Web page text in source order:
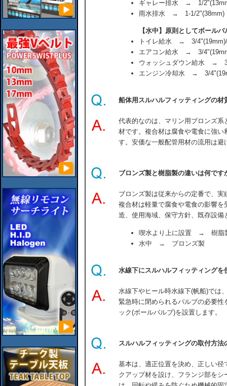
ギャレー排水 → 1/
雨水排水 → 1-1/2"(38mm)
【水中】原則としてボールバ
トイレ給水 → 3/
エアコン給水 → 3/
ウォッシュダウン給水 →
エンジン冷却水 → 3/
船体用スルハルフィッティングの材
代表的なのは、マリン用ブロンズ
材です。複合材は腐食や電食に強
す。安価な一般配管用材の流用は避
ブロンズ製と樹脂製の違いは何です
ブロンズ製は従来からの定番で、
複合材は軽量で腐食や電食の影響
造、使用海域、保守方針、既存設備
喫水より上に設置 → 樹脂
水中 → ブロンズ製
水線下にスルハルフィッティングを
水線下やヒール時水線下(帆船)では
緊急時に閉められるバルブの必要
ック(ボールバルブ)を設置します。
スルハルフィッティングの取付方法
基本は、適正位置を決め、正しい
クアップ材を設け、フランジ部を